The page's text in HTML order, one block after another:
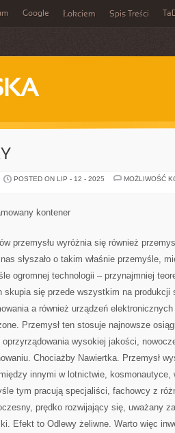
Google Łokciem Spis Treści
POSTED ON LIP - 12 - 2025
MOŻLIWOŚĆ
kontener
przemysłu wyróżnia się również
słyszało o takim właśnie przemyśle,
ogromnej technologii – przynajmniej
skupia się przede wszystkim na produkcji
a również urządzeń
Przemysł ten stosuje najnowsze
oprzyrządowania wysokiej jakości,
Chociażby Nawiertka. Przemysł
innymi w lotnictwie, kosmonautyce,
tym pracują specjaliści, fachowcy z
prędko rozwijający się, uważany
Efekt to Odlewy żeliwne. Warto więc